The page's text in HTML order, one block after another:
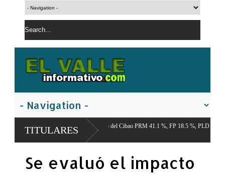
TITULARES
Centro Económico del Cibao PRM 41.1 %, FP 18.5 %, PLD 12.9 %,
Se evaluó el impacto